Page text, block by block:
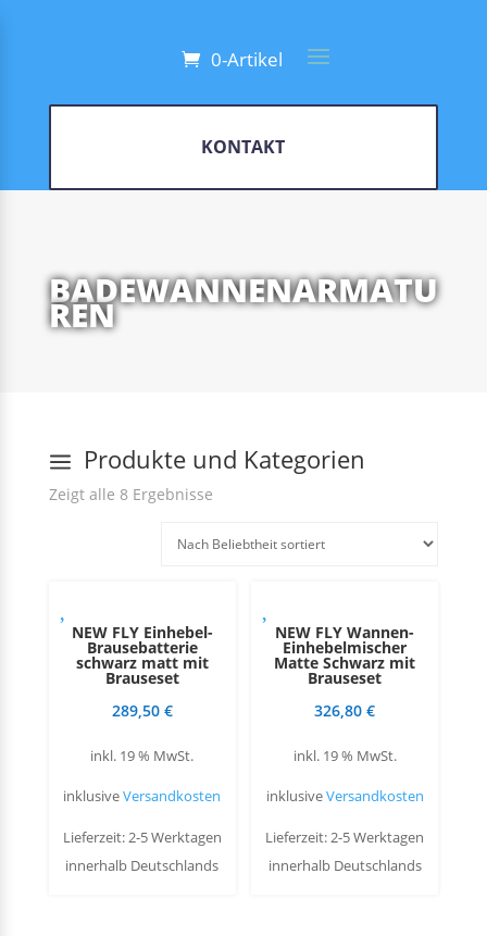
0-Artikel
KONTAKT
BADEWANNENARMATU
REN
a Produkte und Kategorien
Zeigt alle 8 Ergebnisse
NEW FLY Einhebel-
Brausebatterie
schwarz matt mit
Brauseset
289,50 €
inkl. 19 % MwSt.
inklusiveVersandkosten
Lieferzeit: 2-5 Werktagen
innerhalb Deutschlands
NEW FLY Wannen-
Einhebelmischer
Matte Schwarz mit
Brauseset
326,80€
inkl. 19 % MwSt.
inklusiveVersandkosten
Lieferzeit: 2-5 Werktagen
innerhalb Deutschlands